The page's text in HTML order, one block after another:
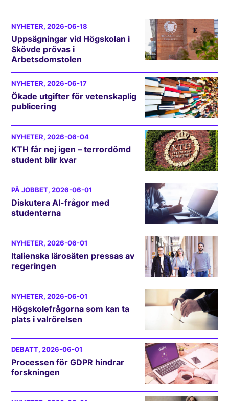
NYHETER, 2026-06-18
Uppsägningar vid Högskolan i
Skövde prövas i
Arbetsdomstolen
NYHETER, 2026-06-17
Ökade utgifter för vetenskaplig
publicering
NYHETER, 2026-06-04
KTH får nej igen – terrordömd
student blir kvar
PÅ JOBBET, 2026-06-01
Diskutera AI-frågor med
studenterna
NYHETER, 2026-06-01
Italienska lärosäten pressas av
regeringen
NYHETER, 2026-06-01
Högskolefrågorna som kan ta
plats i valrörelsen
DEBATT, 2026-06-01
Processen för GDPR hindrar
forskningen